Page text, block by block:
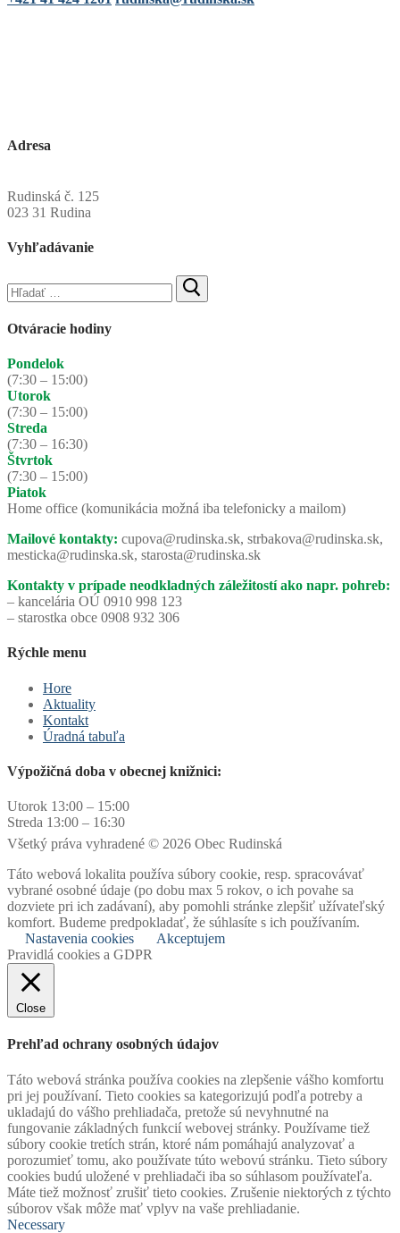
Adresa
Rudinská č. 125
023 31 Rudina
Vyhľadávanie
Hľadať:
Otváracie hodiny
Pondelok
(7:30 – 15:00)
Utorok
(7:30 – 15:00)
Streda
(7:30 – 16:30)
Štvrtok
(7:30 – 15:00)
Piatok
Home office (komunikácia možná iba telefonicky a mailom)
Mailové kontakty: cupova@rudinska.sk, strbakova@rudinska.sk,
mesticka@rudinska.sk, starosta@rudinska.sk
Kontakty v prípade neodkladných záležitostí ako napr. pohreb:
– kancelária OÚ 0910 998 123
– starostka obce 0908 932 306
Rýchle menu
Hore
Aktuality
Kontakt
Úradná tabuľa
Výpožičná doba v obecnej knižnici:
Utorok 13:00 – 15:00
Streda 13:00 – 16:30
Všetký práva vyhradené © 2026 Obec Rudinská
Táto webová lokalita používa súbory cookie, resp. spracovávať
vybrané osobné údaje (po dobu max 5 rokov, o ich povahe sa
dozviete pri ich zadávaní), aby pomohli stránke zlepšiť užívateľský
komfort. Budeme predpokladať, že súhlasíte s ich používaním.
Nastavenia cookies
Akceptujem
Pravidlá cookies a GDPR
Close
Prehľad ochrany osobných údajov
Táto webová stránka používa cookies na zlepšenie vášho komfortu
pri jej používaní. Tieto cookies sa kategorizujú podľa potreby a
ukladajú do vášho prehliadača, pretože sú nevyhnutné na
fungovanie základných funkcií webovej stránky. Používame tiež
súbory cookie tretích strán, ktoré nám pomáhajú analyzovať a
porozumieť tomu, ako používate túto webovú stránku. Tieto súbory
cookies budú uložené v prehliadači iba so súhlasom používateľa.
Máte tiež možnosť zrušiť tieto cookies. Zrušenie niektorých z týchto
súborov však môže mať vplyv na vaše prehliadanie.
Necessary